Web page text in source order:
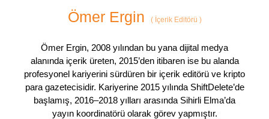
Ömer Ergin (İçerik Editörü )
Ömer Ergin, 2008 yılından bu yana dijital medya
alanında içerik üreten, 2015’den itibaren ise bu alanda
profesyonel kariyerini sürdüren bir içerik editörü ve kripto
para gazetecisidir. Kariyerine 2015 yılında ShiftDelete’de
başlamış, 2016–2018 yılları arasında Sihirli Elma’da
yayın koordinatörü olarak görev yapmıştır.